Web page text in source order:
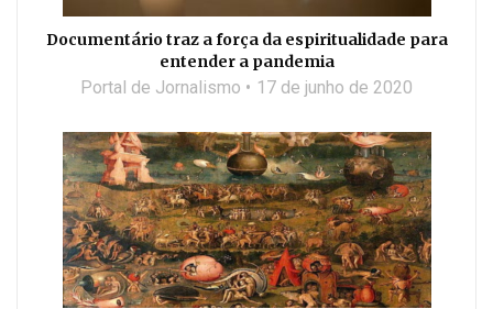
Documentário traz a força da espiritualidade para
entender a pandemia
Portal de Jornalismo 17 de junho de 2020